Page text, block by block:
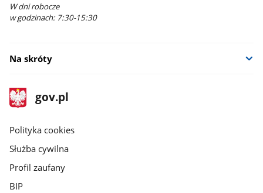
W dni robocze
w godzinach: 7:30-15:30
Na skróty
stopka
gov.pl
Strona
gov.pl
gov.pl
Polityka cookies
Służba cywilna
Profil zaufany
BIP